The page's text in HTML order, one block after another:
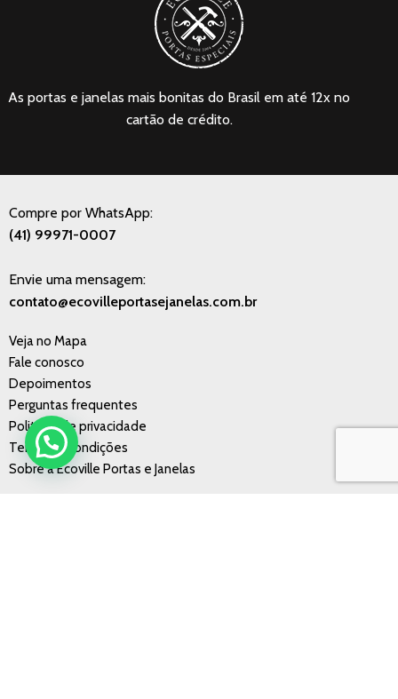
As portas e janelas mais bonitas do Brasil em até 12x no
cartão de crédito.
Compre por WhatsApp:
(41) 99971-0007
Envie uma mensagem:
contato@ecovilleportasejanelas.com.br
Veja no Mapa
Fale conosco
Depoimentos
Perguntas frequentes
Politícas de privacidade
Termos e condições
Sobre a Ecoville Portas e Janelas